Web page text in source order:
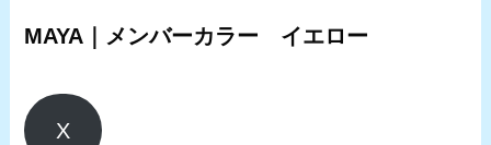
MAYA｜メンバーカラー イエロー
X